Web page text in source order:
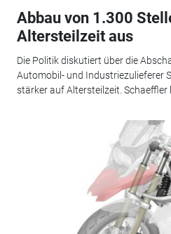
Abbau von 1.300
Altersteilzeit aus
Die Politik diskutiert über die
Automobil- und Industriezulieferer
stärker auf Altersteilzeit. Schaeffler